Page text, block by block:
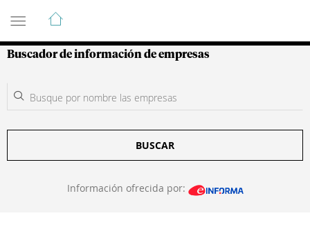
Guía de Empresas Colombianas
Buscador de información de empresas
BUSCAR
Información ofrecida por: